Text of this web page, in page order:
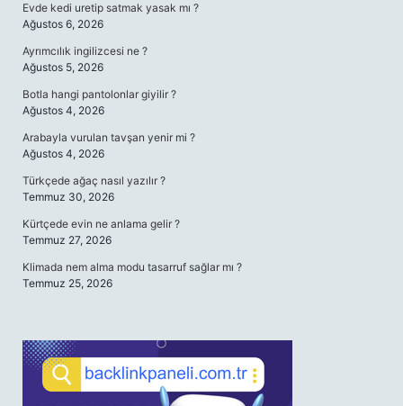
Evde kedi uretip satmak yasak mı ?
Ağustos 6, 2026
Ayrımcılık ingilizcesi ne ?
Ağustos 5, 2026
Botla hangi pantolonlar giyilir ?
Ağustos 4, 2026
Arabayla vurulan tavşan yenir mi ?
Ağustos 4, 2026
Türkçede ağaç nasıl yazılır ?
Temmuz 30, 2026
Kürtçede evin ne anlama gelir ?
Temmuz 27, 2026
Klimada nem alma modu tasarruf sağlar mı ?
Temmuz 25, 2026